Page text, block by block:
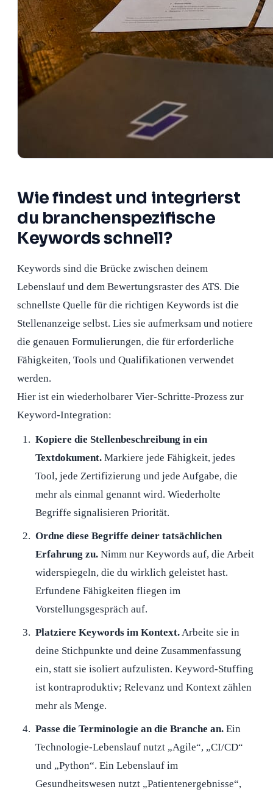
Wie findest und integrierst
du branchenspezifische
Keywords schnell?
Keywords sind die Brücke zwischen deinem
Lebenslauf und dem Bewertungsraster des ATS. Die
schnellste Quelle für die richtigen Keywords ist die
Stellenanzeige selbst. Lies sie aufmerksam und notiere
die genauen Formulierungen, die für erforderliche
Fähigkeiten, Tools und Qualifikationen verwendet
werden.
Hier ist ein wiederholbarer Vier-Schritte-Prozess zur
Keyword-Integration:
Kopiere die Stellenbeschreibung in ein
Textdokument.Markiere jede Fähigkeit, jedes
Tool, jede Zertifizierung und jede Aufgabe, die
mehr als einmal genannt wird. Wiederholte
Begriffe signalisieren Priorität.
Ordne diese Begriffe deiner tatsächlichen
Erfahrung zu.Nimm nur Keywords auf, die Arbeit
widerspiegeln, die du wirklich geleistet hast.
Erfundene Fähigkeiten fliegen im
Vorstellungsgespräch auf.
Platziere Keywords im Kontext.Arbeite sie in
deine Stichpunkte und deine Zusammenfassung
ein, statt sie isoliert aufzulisten. Keyword-Stuffing
ist kontraproduktiv; Relevanz und Kontext zählen
mehr als Menge.
Passe die Terminologie an die Branche an.Ein
Technologie-Lebenslauf nutzt „Agile“, „CI/CD“
und „Python“. Ein Lebenslauf im
Gesundheitswesen nutzt „Patientenergebnisse“,